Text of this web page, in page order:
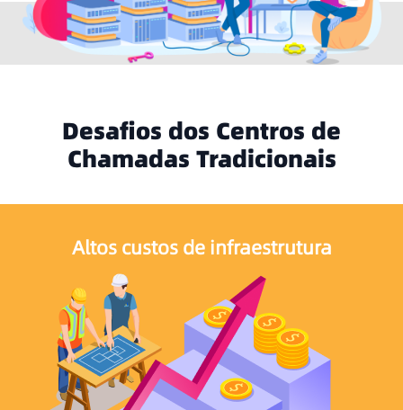
Desafios dos Centros de
Chamadas Tradicionais
Altos custos de infraestrutura